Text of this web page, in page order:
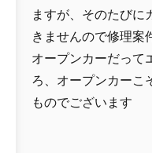
ますが、そのたびに
きませんので修理案
オープンカーだって
ろ、オープンカーこ
ものでございます